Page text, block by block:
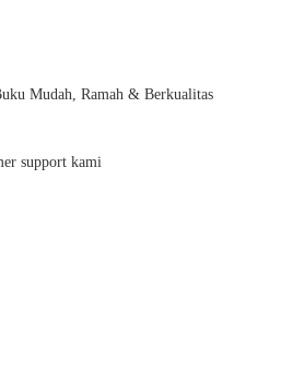
Mudah, Ramah & Berkualitas
support kami